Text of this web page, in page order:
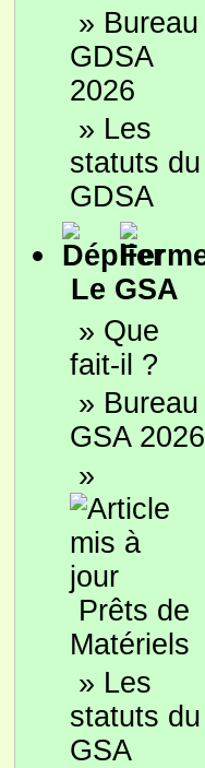
» Bureau
GDSA
2026
» Les
statuts du
GDSA
Le GSA
» Que
fait-il ?
» Bureau
GSA 2026
»
Prêts de
Matériels
» Les
statuts du
GSA